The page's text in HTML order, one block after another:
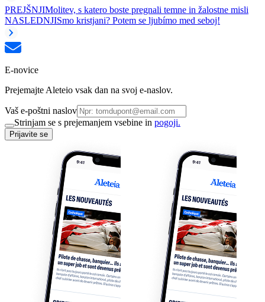
PREJŠNJIMolitev, s katero boste pregnali temne in žalostne misli
NASLEDNJISmo kristjani? Potem se ljubímo med seboj!
E-novice
Prejemajte Aleteio vsak dan na svoj e-naslov.
Vaš e-poštni naslov
Strinjam se s prejemanjem vsebine in pogoji.
Prijavite se